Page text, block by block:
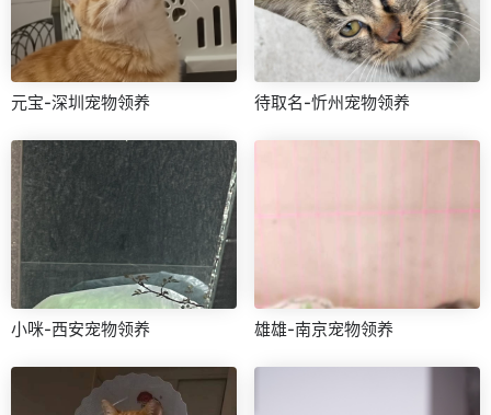
元宝-深圳宠物领养 待取名-忻州宠物领养
小咪-西安宠物领养 雄雄-南京宠物领养